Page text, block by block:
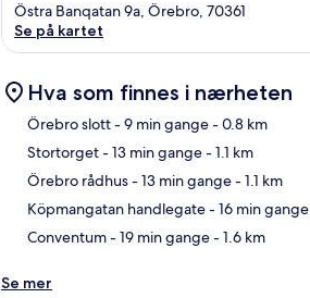
Östra Banqatan 9a, Örebro, 70361
Se på kartet
Hva som finnes i nærheten
Örebro slott- 9 min gange- 0.8 km
Stortorget- 13 min gange- 1.1 km
Örebro rådhus- 13 min gange- 1.1 km
Köpmangatan handlegate- 16 min gange
Conventum- 19 min gange- 1.6 km
Se mer